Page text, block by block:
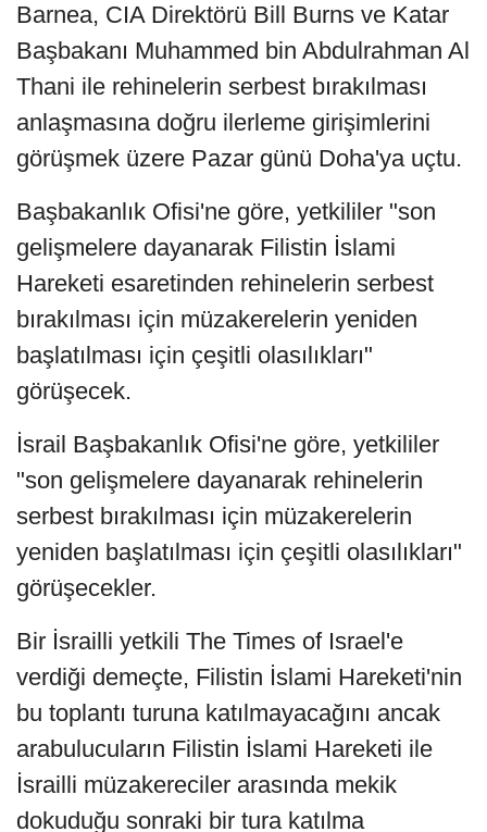
Barnea, CIA Direktörü Bill Burns ve Katar
Başbakanı Muhammed bin Abdulrahman Al
Thani ile rehinelerin serbest bırakılması
anlaşmasına doğru ilerleme girişimlerini
görüşmek üzere Pazar günü Doha'ya uçtu.
Başbakanlık Ofisi'ne göre, yetkililer "son
gelişmelere dayanarak Filistin İslami
Hareketi esaretinden rehinelerin serbest
bırakılması için müzakerelerin yeniden
başlatılması için çeşitli olasılıkları"
görüşecek.
İsrail Başbakanlık Ofisi'ne göre, yetkililer
"son gelişmelere dayanarak rehinelerin
serbest bırakılması için müzakerelerin
yeniden başlatılması için çeşitli olasılıkları"
görüşecekler.
Bir İsrailli yetkili The Times of Israel'e
verdiği demeçte, Filistin İslami Hareketi'nin
bu toplantı turuna katılmayacağını ancak
arabulucuların Filistin İslami Hareketi ile
İsrailli müzakereciler arasında mekik
dokuduğu sonraki bir tura katılma